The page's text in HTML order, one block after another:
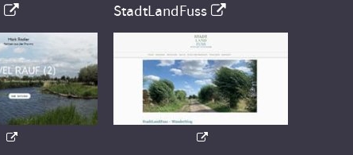
StadtLandFuss